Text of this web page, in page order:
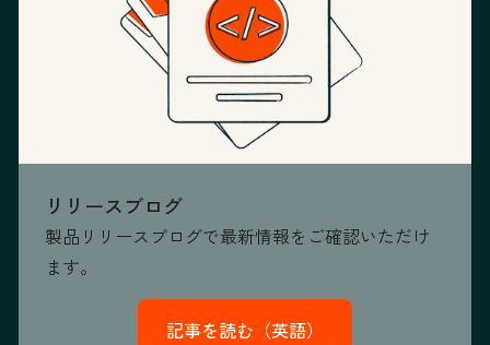
リリースブログ
製品リリースブログで最新情報をご確認いただけ
ます。
記事を読む（英語）